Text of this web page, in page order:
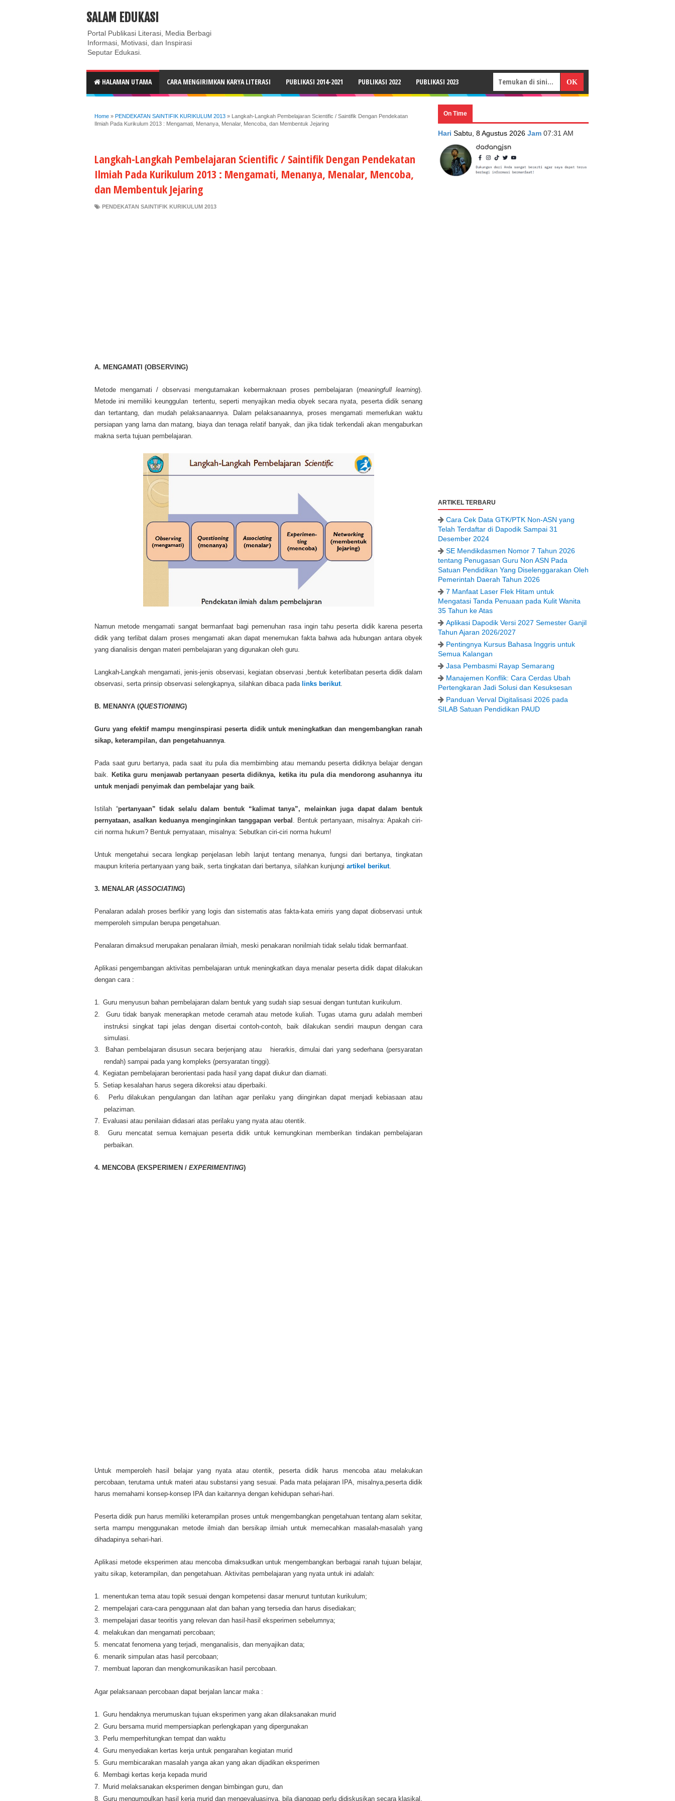
ABOUT CONTACT US
SALAM EDUKASI
Portal Publikasi Literasi, Media Berbagi
Informasi, Motivasi, dan Inspirasi
Seputar Edukasi.
HALAMAN UTAMA CARA MENGIRIMKAN KARYA LITERASI PUBLIKASI 2014-2021 PUBLIKASI 2022 PUBLIKASI 2023
Home » PENDEKATAN SAINTIFIK KURIKULUM 2013 » Langkah-Langkah Pembelajaran Scientific / Saintifik Dengan Pendekatan
Ilmiah Pada Kurikulum 2013 : Mengamati, Menanya, Menalar, Mencoba, dan Membentuk Jejaring
Langkah-Langkah Pembelajaran Scientific / Saintifik Dengan Pendekatan
Ilmiah Pada Kurikulum 2013 : Mengamati, Menanya, Menalar, Mencoba,
dan Membentuk Jejaring
PENDEKATAN SAINTIFIK KURIKULUM 2013
A. MENGAMATI (OBSERVING)
Metode mengamati / observasi mengutamakan kebermaknaan proses pembelajaran (meaningfull learning).
Metode ini memiliki keunggulan tertentu, seperti menyajikan media obyek secara nyata, peserta didik senang
dan tertantang, dan mudah pelaksanaannya. Dalam pelaksanaannya, proses mengamati memerlukan waktu
persiapan yang lama dan matang, biaya dan tenaga relatif banyak, dan jika tidak terkendali akan mengaburkan
makna serta tujuan pembelajaran.
Namun metode mengamati sangat bermanfaat bagi pemenuhan rasa ingin tahu peserta didik karena peserta
didik yang terlibat dalam proses mengamati akan dapat menemukan fakta bahwa ada hubungan antara obyek
yang dianalisis dengan materi pembelajaran yang digunakan oleh guru.
Langkah-Langkah mengamati, jenis-jenis observasi, kegiatan observasi ,bentuk keterlibatan peserta didik dalam
observasi, serta prinsip observasi selengkapnya, silahkan dibaca pada links berikut.
B. MENANYA (QUESTIONING)
Guru yang efektif mampu menginspirasi peserta didik untuk meningkatkan dan mengembangkan ranah
sikap, keterampilan, dan pengetahuannya.
Pada saat guru bertanya, pada saat itu pula dia membimbing atau memandu peserta didiknya belajar dengan
baik. Ketika guru menjawab pertanyaan peserta didiknya, ketika itu pula dia mendorong asuhannya itu
untuk menjadi penyimak dan pembelajar yang baik.
Istilah “pertanyaan” tidak selalu dalam bentuk “kalimat tanya”, melainkan juga dapat dalam bentuk
pernyataan, asalkan keduanya menginginkan tanggapan verbal . Bentuk pertanyaan, misalnya: Apakah ciri-
ciri norma hukum? Bentuk pernyataan, misalnya: Sebutkan ciri-ciri norma hukum!
Untuk mengetahui secara lengkap penjelasan lebih lanjut tentang menanya, fungsi dari bertanya, tingkatan
maupun kriteria pertanyaan yang baik, serta tingkatan dari bertanya, silahkan kunjungi artikel berikut.
3. MENALAR (ASSOCIATING)
Penalaran adalah proses berfikir yang logis dan sistematis atas fakta-kata emiris yang dapat diobservasi untuk
memperoleh simpulan berupa pengetahuan.
Penalaran dimaksud merupakan penalaran ilmiah, meski penakaran nonilmiah tidak selalu tidak bermanfaat.
Aplikasi pengembangan aktivitas pembelajaran untuk meningkatkan daya menalar peserta didik dapat dilakukan
dengan cara :
1. Guru menyusun bahan pembelajaran dalam bentuk yang sudah siap sesuai dengan tuntutan kurikulum.
2.
Guru tidak banyak menerapkan metode ceramah atau metode kuliah. Tugas utama guru adalah memberi
instruksi singkat tapi jelas dengan disertai contoh-contoh, baik dilakukan sendiri maupun dengan cara
simulasi.
3.
Bahan pembelajaran disusun secara berjenjang atau hierarkis, dimulai dari yang sederhana (persyaratan
rendah) sampai pada yang kompleks (persyaratan tinggi).
4. Kegiatan pembelajaran berorientasi pada hasil yang dapat diukur dan diamati.
5. Setiap kesalahan harus segera dikoreksi atau diperbaiki.
6.
Perlu dilakukan pengulangan dan latihan agar perilaku yang diinginkan dapat menjadi kebiasaan atau
pelaziman.
7. Evaluasi atau penilaian didasari atas perilaku yang nyata atau otentik.
8.
Guru mencatat semua kemajuan peserta didik untuk kemungkinan memberikan tindakan pembelajaran
perbaikan.
4. MENCOBA (EKSPERIMEN / EXPERIMENTING)
Untuk memperoleh hasil belajar yang nyata atau otentik, peserta didik harus mencoba atau melakukan
percobaan, terutama untuk materi atau substansi yang sesuai. Pada mata pelajaran IPA, misalnya,peserta didik
harus memahami konsep-konsep IPA dan kaitannya dengan kehidupan sehari-hari.
Peserta didik pun harus memiliki keterampilan proses untuk mengembangkan pengetahuan tentang alam sekitar,
serta mampu menggunakan metode ilmiah dan bersikap ilmiah untuk memecahkan masalah-masalah yang
dihadapinya sehari-hari.
Aplikasi metode eksperimen atau mencoba dimaksudkan untuk mengembangkan berbagai ranah tujuan belajar,
yaitu sikap, keterampilan, dan pengetahuan. Aktivitas pembelajaran yang nyata untuk ini adalah:
1. menentukan tema atau topik sesuai dengan kompetensi dasar menurut tuntutan kurikulum;
2. mempelajari cara-cara penggunaan alat dan bahan yang tersedia dan harus disediakan;
3. mempelajari dasar teoritis yang relevan dan hasil-hasil eksperimen sebelumnya;
4. melakukan dan mengamati percobaan;
5. mencatat fenomena yang terjadi, menganalisis, dan menyajikan data;
6. menarik simpulan atas hasil percobaan;
7. membuat laporan dan mengkomunikasikan hasil percobaan.
Agar pelaksanaan percobaan dapat berjalan lancar maka :
1. Guru hendaknya merumuskan tujuan eksperimen yang akan dilaksanakan murid
2. Guru bersama murid mempersiapkan perlengkapan yang dipergunakan
3. Perlu memperhitungkan tempat dan waktu
4. Guru menyediakan kertas kerja untuk pengarahan kegiatan murid
5. Guru membicarakan masalah yanga akan yang akan dijadikan eksperimen
6. Membagi kertas kerja kepada murid
7. Murid melaksanakan eksperimen dengan bimbingan guru, dan
8. Guru mengumpulkan hasil kerja murid dan mengevaluasinya, bila dianggap perlu didiskusikan secara klasikal.
On Time
Hari Sabtu, 8 Agustus 2026 Jam 07:31 AM
ARTIKEL TERBARU
Cara Cek Data GTK/PTK Non-ASN yang
Telah Terdaftar di Dapodik Sampai 31
Desember 2024
SE Mendikdasmen Nomor 7 Tahun 2026
tentang Penugasan Guru Non ASN Pada
Satuan Pendidikan Yang Diselenggarakan Oleh
Pemerintah Daerah Tahun 2026
7 Manfaat Laser Flek Hitam untuk
Mengatasi Tanda Penuaan pada Kulit Wanita
35 Tahun ke Atas
Aplikasi Dapodik Versi 2027 Semester Ganjil
Tahun Ajaran 2026/2027
Pentingnya Kursus Bahasa Inggris untuk
Semua Kalangan
Jasa Pembasmi Rayap Semarang
Manajemen Konflik: Cara Cerdas Ubah
Pertengkaran Jadi Solusi dan Kesuksesan
Panduan Verval Digitalisasi 2026 pada
SILAB Satuan Pendidikan PAUD